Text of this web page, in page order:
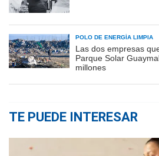
POLO DE ENERGÍA LIMPIA
Las dos empresas
Parque Solar
millones
TE PUEDE INTERESAR